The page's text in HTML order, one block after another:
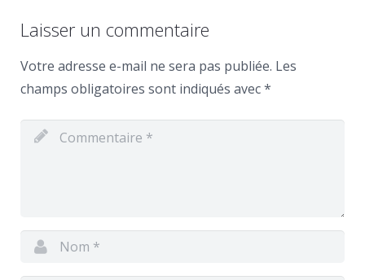
Laisser un commentaire
Votre adresse e-mail ne sera pas publiée. Les
champs obligatoires sont indiqués avec*